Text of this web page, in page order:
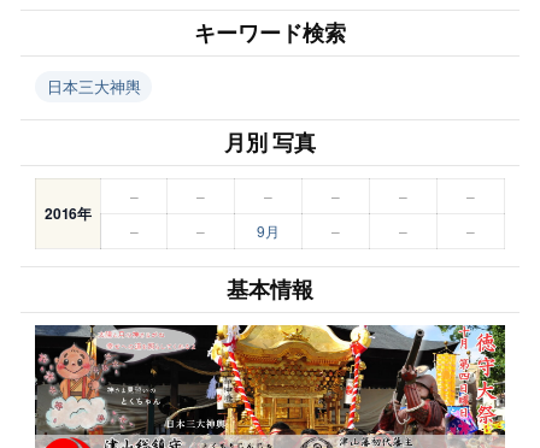
キーワード検索
日本三大神輿
月別 写真
2016年
– – – – –
–
–
– 9月 – – –
基本情報